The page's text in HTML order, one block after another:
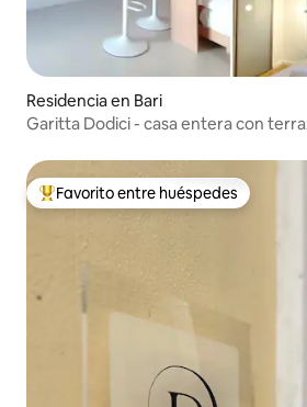
Residencia en Bari
Garitta Dodici - casa entera con
De los mejores en Favorito entre
Favorito entre huéspedes